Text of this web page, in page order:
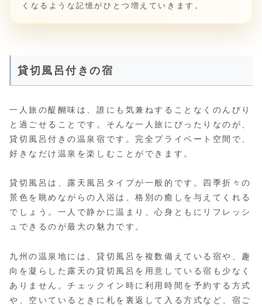
くなるような記憶がひとつ増えていきます。
貸切風呂付きの宿
一人旅の醍醐味は、誰にも気兼ねすることなくのんびり
と過ごせることです。そんな一人旅にぴったりなのが、
貸切風呂付きの温泉宿です。完全プライベート空間で、
好きなだけ温泉を楽しむことができます。
貸切風呂は、露天風呂タイプが一般的です。四季折々の
景色を眺めながらの入浴は、格別の癒しを与えてくれる
でしょう。一人で静かに温まり、心身ともにリフレッシ
ュできるのが最大の魅力です。
九州の温泉地には、貸切風呂を複数備えている宿や、趣
向を凝らした露天の貸切風呂を用意している宿も少なく
ありません。チェックイン時に利用時間を予約する方式
や、空いているときに札を裏返して入る方式など、宿ご